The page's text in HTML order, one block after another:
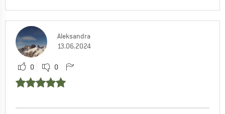
Aleksandra
13.06.2024
0 0